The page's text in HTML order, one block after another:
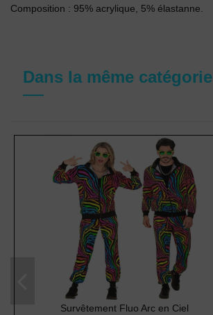
Composition : 95% acrylique, 5% élastanne.
Dans la même catégorie
Survêtement Fluo Arc en Ciel